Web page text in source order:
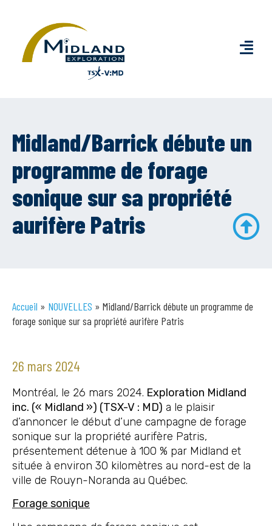
Midland/Barrick débute un
programme de forage
sonique sur sa propriété
aurifère Patris
Accueil » NOUVELLES » Midland/Barrick débute un programme de
forage sonique sur sa propriété aurifère Patris
26 mars 2024
Montréal, le 26 mars 2024. Exploration Midland
inc. (« Midland ») (TSX-V : MD) a le plaisir
d’annoncer le début d’une campagne de forage
sonique sur la propriété aurifère Patris,
présentement détenue à 100 % par Midland et
située à environ 30 kilomètres au nord-est de la
ville de Rouyn-Noranda au Québec.
Forage sonique